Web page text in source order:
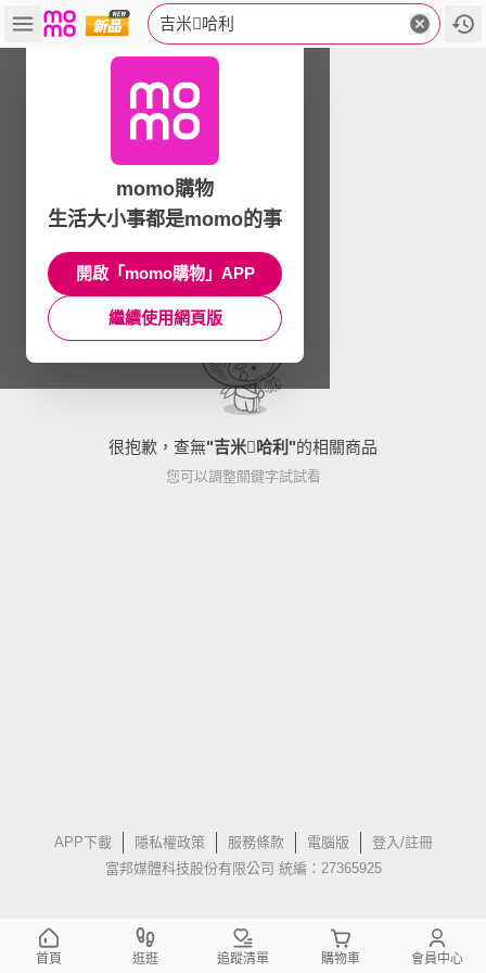
吉米哈利
很抱歉，查無"吉米哈利 "的相關商品
您可以調整關鍵字試試看
APP下載 隱私權政策 服務條款 電腦版
登入/註冊
富邦媒體科技股份有限公司 統編：27365925
momo購物
生活大小事都是momo的事
開啟「momo購物」APP
繼續使用網頁版
首頁 逛逛 追蹤清單 購物車 會員中心